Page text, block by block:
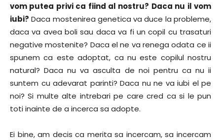
vom putea privi ca fiind al nostru? Daca nu il vom
iubi? Daca mostenirea genetica va duce la probleme,
daca va avea boli sau daca va fi un copil cu trasaturi
negative mostenite? Daca el ne va renega odata ce ii
spunem ca este adoptat, ca nu este copilul nostru
natural? Daca nu va asculta de noi pentru ca nu ii
suntem cu adevarat parinti? Daca nu ne va iubi el pe
noi? Si multe alte intrebari pe care cred ca si le pun
toti inainte de a incerca sa adopte.
Ei bine, am decis ca merita sa incercam, sa incercam